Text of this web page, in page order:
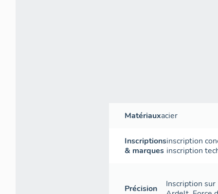
Matériauxacier
Inscriptions
& marques
inscription
inscription
Précision
Inscription